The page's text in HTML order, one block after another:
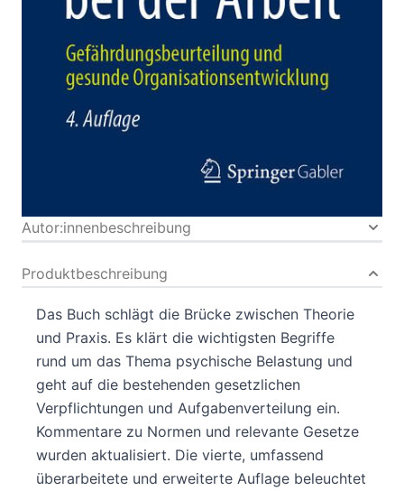
Verlag: Springer
Fachmedien Wiesbaden
GmbH|Springer Gabler
17.11.2021
Buch 192 Seiten
Softcover
Autor:innenbeschreibung
Produktbeschreibung
Das Buch schlägt die Brücke zwischen Theorie
und Praxis. Es klärt die wichtigsten Begriffe
rund um das Thema psychische Belastung und
geht auf die bestehenden gesetzlichen
Verpflichtungen und Aufgabenverteilung ein.
Kommentare zu Normen und relevante Gesetze
wurden aktualisiert. Die vierte, umfassend
überarbeitete und erweiterte Auflage beleuchtet